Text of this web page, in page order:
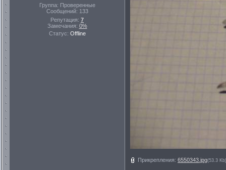
Группа: Проверенные
Сообщений: 133
Репутация: 7
Замечания: 0%
Статус: Offline
Прикрепления: 6550343.jpg(53.3 Kb)